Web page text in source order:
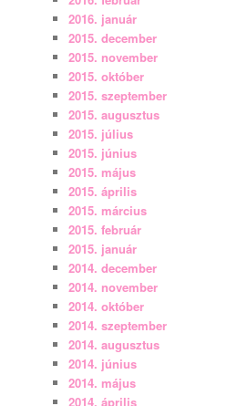
2016. január
2015. december
2015. november
2015. október
2015. szeptember
2015. augusztus
2015. július
2015. június
2015. május
2015. április
2015. március
2015. február
2015. január
2014. december
2014. november
2014. október
2014. szeptember
2014. augusztus
2014. június
2014. május
2014. április